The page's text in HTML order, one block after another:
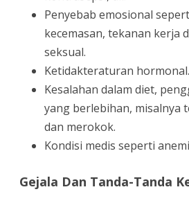
Penyebab emosional
kecemasan, tekanan kerja
seksual.
Ketidakteraturan hormonal.
Kesalahan dalam diet,
yang berlebihan, misalnya
dan merokok.
Kondisi medis seperti
Gejala Dan Tanda-Tanda